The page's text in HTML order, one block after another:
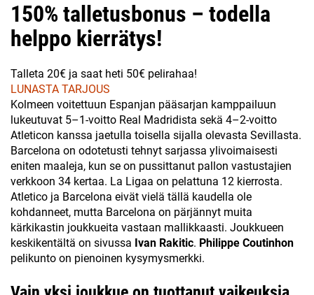
150% talletusbonus – todella
helppo kierrätys!
Talleta 20€ ja saat heti 50€ pelirahaa!
LUNASTA TARJOUS
Kolmeen voitettuun Espanjan pääsarjan kamppailuun
lukeutuvat 5–1-voitto Real Madridista sekä 4–2-voitto
Atleticon kanssa jaetulla toisella sijalla olevasta Sevillasta.
Barcelona on odotetusti tehnyt sarjassa ylivoimaisesti
eniten maaleja, kun se on pussittanut pallon vastustajien
verkkoon 34 kertaa. La Ligaa on pelattuna 12 kierrosta.
Atletico ja Barcelona eivät vielä tällä kaudella ole
kohdanneet, mutta Barcelona on pärjännyt muita
kärkikastin joukkueita vastaan mallikkaasti. Joukkueen
keskikentältä on sivussa Ivan Rakitic. Philippe Coutinhon
pelikunto on pienoinen kysymysmerkki.